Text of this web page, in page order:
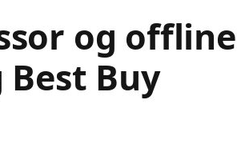
og offline
Buy